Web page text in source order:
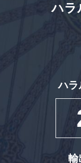
ハラ
ハラ
輸